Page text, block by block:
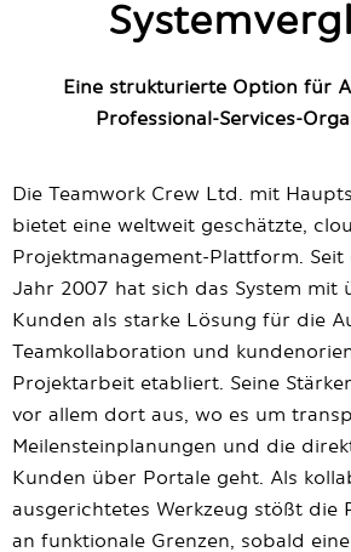
Eine strukturierte Option für
Professional-Services-
Die Teamwork Crew Ltd. mit
bietet eine weltweit geschätzte,
Projektmanagement-Plattform.
Jahr 2007 hat sich das System mit
Kunden als starke Lösung für die
Teamkollaboration und
Projektarbeit etabliert. Seine
vor allem dort aus, wo es um
Meilensteinplanungen und die
Kunden über Portale geht. Als
ausgerichtetes Werkzeug stößt die
an funktionale Grenzen, sobald